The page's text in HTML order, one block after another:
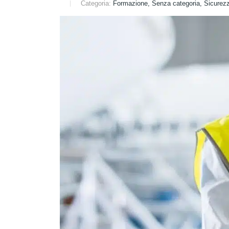
Categoria: Formazione, Senza categoria,